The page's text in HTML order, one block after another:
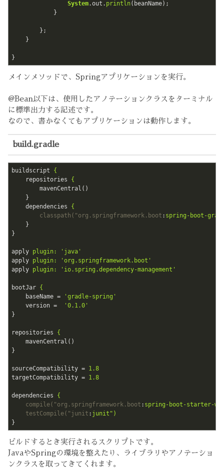
System.out. println(beanName);
            }
        };
    }
}
メインメソッドで、Springアプリケーションを実行。
@Bean以下は、使用したアノテーションクラスをターミナル
に標準出力する記述です。
なので、書かなくてもアプリケーションは動作します。
build.gradle
buildscript
{
repositories
{
mavenCentral()
}
dependencies
{
classpath("org.springframework.boot : spring-boot-
}
}
apply plugin: 'java'
apply plugin: 'org.springframework.boot'
apply plugin: 'io.spring.dependency-management'
bootJar {
baseName =
'gradle-spring'
version =
'0.1.0'
}
repositories
{
mavenCentral()
}
sourceCompatibility = 1.8
targetCompatibility = 1.8
dependencies
{
compile("org.springframework.boot : spring-boot-starter-
testCompile("junit : junit")
}
ビルドするとき実行されるスクリプトです。
JavaやSpringの環境を整えたり、ライブラリやアノテーショ
ンクラスを取ってきてくれます。